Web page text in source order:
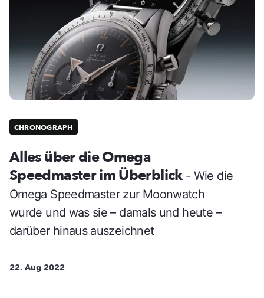
CHRONOGRAPH
Alles über die Omega
Speedmaster im Überblick - Wie die
Omega Speedmaster zur Moonwatch
wurde und was sie – damals und heute –
darüber hinaus auszeichnet
22. Aug 2022